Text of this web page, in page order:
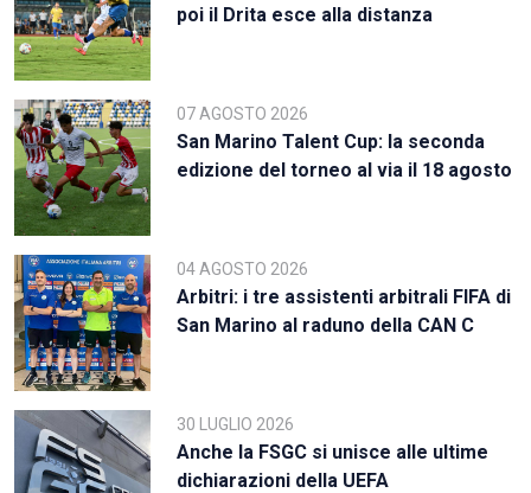
poi il Drita esce alla distanza
07 AGOSTO 2026
San Marino Talent Cup: la seconda
edizione del torneo al via il 18 agosto
04 AGOSTO 2026
Arbitri: i tre assistenti arbitrali FIFA di
San Marino al raduno della CAN C
30 LUGLIO 2026
Anche la FSGC si unisce alle ultime
dichiarazioni della UEFA